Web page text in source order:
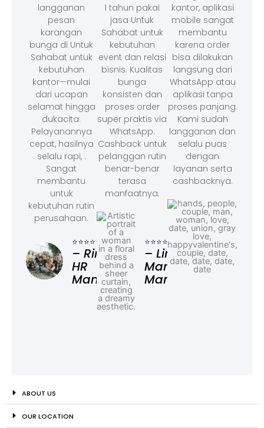
langganan
pesan
karangan
bunga di Untuk
Sahabat untuk
kebutuhan
kantor—mulai
dari ucapan
selamat hingga
dukacita.
Pelayanannya
cepat, hasilnya
selalu rapi, .
Sangat
membantu
untuk
kebutuhan rutin
perusahaan.
⭐⭐⭐⭐⭐
– Rina,
HR
Manager
1 tahun pakai
jasa Untuk
Sahabat untuk
kebutuhan
event dan relasi
bisnis. Kualitas
bunga
konsisten dan
proses order
super praktis via
WhatsApp.
Cashback untuk
pelanggan rutin
benar-benar
terasa
manfaatnya.
⭐⭐⭐⭐⭐
– Linda,
Marketing
Manager
kantor, aplikasi
mobile sangat
membantu
karena order
bisa dilakukan
langsung dari
WhatsApp atau
aplikasi tanpa
proses panjang.
Kami sudah
langganan dan
selalu puas
dengan
layanan serta
cashbacknya.
ABOUT US
OUR LOCATION